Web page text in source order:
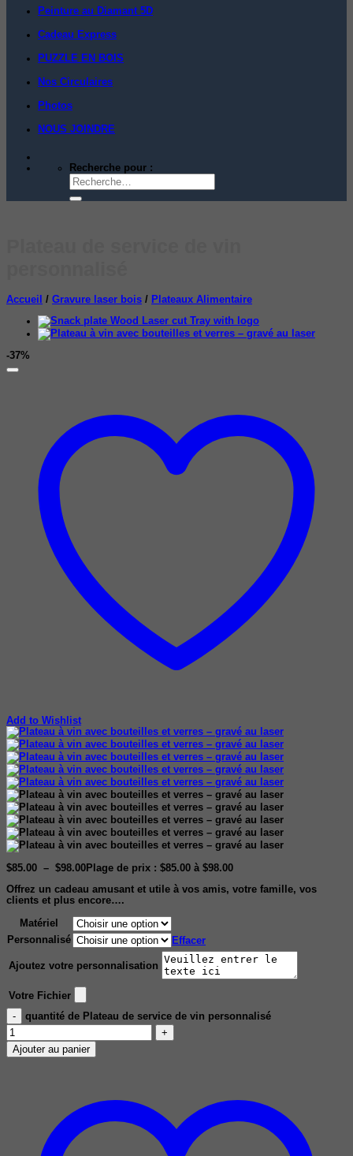
Peinture au Diamant 5D
Cadeau Express
PUZZLE EN BOIS
Nos Circulaires
Photos
NOUS JOINDRE
Recherche pour :
Accueil / Gravure laser bois / Plateaux Alimentaire
-37%
Add to Wishlist
$85.00 – $98.00 Plage de prix : $85.00 à $98.00
Offrez un cadeau amusant et utile à vos amis, votre famille, vos
clients et plus encore….
Matériel
Personnalisé
Effacer
Ajoutez votre personnalisation
Votre Fichier
quantité de Plateau de service de vin personnalisé
Ajouter au panier